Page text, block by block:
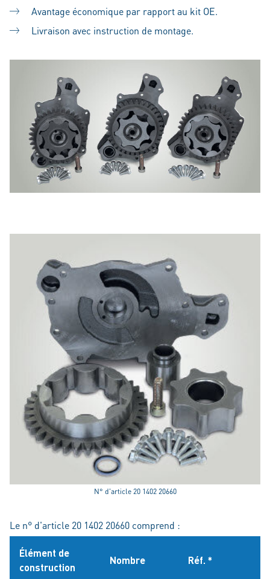
Avantage économique par rapport au kit OE.
Livraison avec instruction de montage.
N° d'article 20 1402 20660
Le n° d'article 20 1402 20660 comprend :
Élément de
construction
Nombre Réf. *